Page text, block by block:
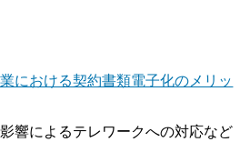
における契約書類電子化のメリッ
響によるテレワークへの対応など